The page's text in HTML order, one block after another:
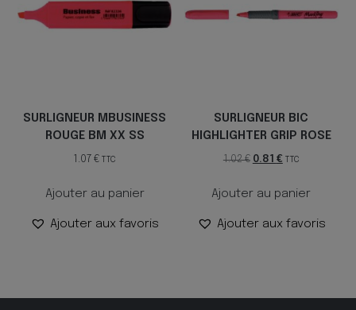
SURLIGNEUR MBUSINESS
ROUGE BM XX SS
1.07€ TTC
Ajouter au panier
Ajouter aux favoris
SURLIGNEUR BIC
HIGHLIGHTER GRIP ROSE
1.02€ Le
initial
1.02 €.
0.81 €Le
actuel
0.81 €.
TTC
Ajouter au panier
Ajouter aux favoris